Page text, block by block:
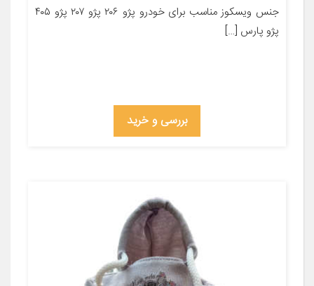
جنس ویسکوز مناسب برای خودرو پژو ۲۰۶ پژو ۲۰۷ پژو ۴۰۵
پژو پارس […]
بررسی و خرید